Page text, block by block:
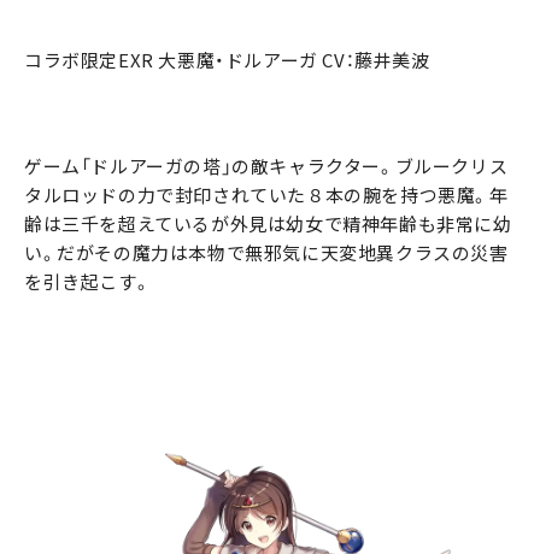
コラボ限定EXR 大悪魔・ドルアーガ CV：藤井美波
ゲーム「ドルアーガの塔」の敵キャラクター。ブルークリス
タルロッドの力で封印されていた８本の腕を持つ悪魔。年
齢は三千を超えているが外見は幼女で精神年齢も非常に幼
い。だがその魔力は本物で無邪気に天変地異クラスの災害
を引き起こす。